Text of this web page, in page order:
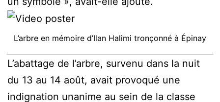
L’arbre en mémoire d’Ilan Halimi tronçonné à Épinay
L’abattage de l’arbre, survenu dans la nuit
du 13 au 14 août, avait provoqué une
indignation unanime au sein de la classe